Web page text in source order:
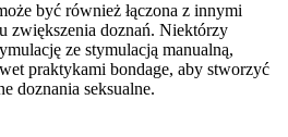
być również łączona z innymi
zwiększenia doznań. Niektórzy
ze stymulacją manualną,
praktykami bondage, aby stworzyć
doznania seksualne.